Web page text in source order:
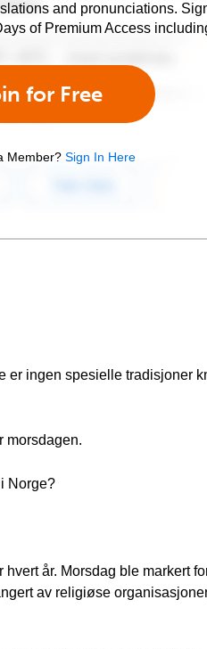
and pronunciations.
of Premium Access
for Free
Member? Sign In Here
ingen spesielle tradisjoner
morsdagen.
Norge?
år. Morsdag ble markert
av religiøse